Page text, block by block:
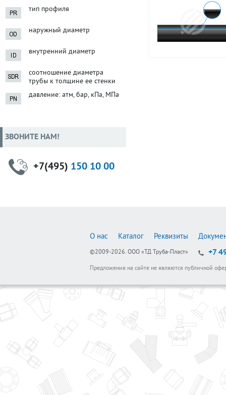
тип профиля
наружный диаметр
внутренний диаметр
соотношение диаметра
трубы к толщине ее стенки
давление: атм, бар, кПа, МПа
ЗВОНИТЕ НАМ!
+7(495) 150 10 00
О нас Каталог Реквизиты
©2009-2026. ООО «ТД Труба-Пласт» +7
Предложения на сайте не являются публичной